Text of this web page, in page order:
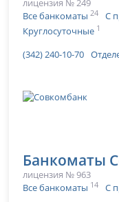
лицензия № 249
Все банкоматы 24 С
Круглосуточные 1
(342) 240-10-70
Банкоматы
лицензия № 963
Все банкоматы 14 С